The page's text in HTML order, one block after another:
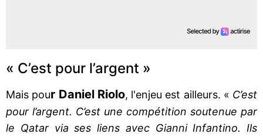
« C’est pour l’argent »
Mais pour Daniel Riolo, l'enjeu est ailleurs. « C’est
pour l’argent. C’est une compétition soutenue par
le Qatar via ses liens avec Gianni Infantino. Ils